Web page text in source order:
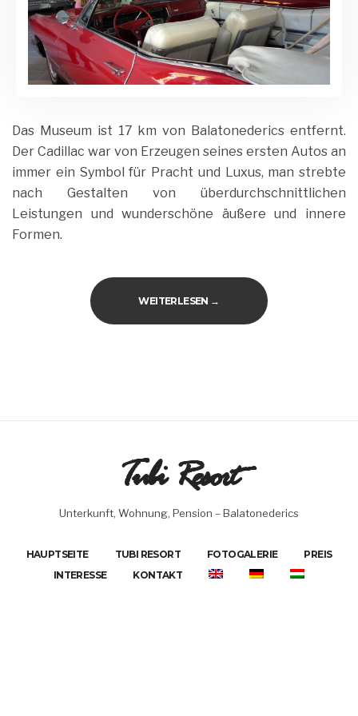
Das Museum ist 17 km von Balatonederics entfernt.
Der Cadillac war von Erzeugen seines ersten Autos an
immer ein Symbol für Pracht und Luxus, man strebte
nach Gestalten von überdurchschnittlichen
Leistungen und wunderschöne äußere und innere
Formen.
WEITERLESEN „CADILLAC-MUSEUM“
→
Tubi Resort
Unterkunft, Wohnung, Pension – Balatonederics
HAUPTSEITE TUBI RESORT FOTOGALERIE
PREIS
INTERESSE
KONTAKT